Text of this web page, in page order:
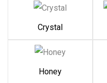
Crystal
Honey